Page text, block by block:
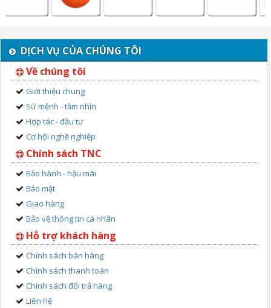
DỊCH VỤ CỦA CHÚNG TÔI
Về chúng tôi
Giới thiệu chung
Sứ mệnh - tầm nhìn
Hợp tác - đầu tư
Cơ hội nghề nghiệp
Chính sách TNC
Bảo hành - hậu mãi
Bảo mật
Giao hàng
Bảo vệ thông tin cá nhân
Hỗ trợ khách hàng
Chính sách bán hàng
Chính sách thanh toán
Chính sách đổi trả hàng
Liên hệ